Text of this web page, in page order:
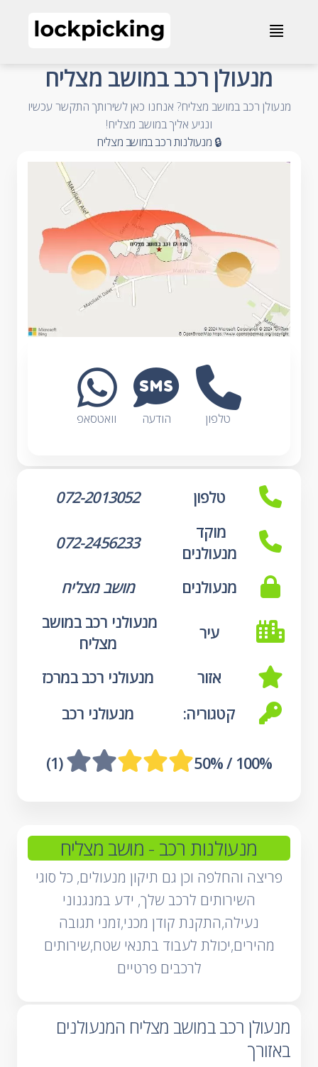
מנעולן רכב במושב מצליח - 072-2013052 - מנעולני רכב
≣
מנעולן רכב במושב מצליח
מנעולן רכב במושב מצליח? אנחנו כאן לשירותך התקשר עכשיו
ונגיע אליך במושב מצליח!
🔒 מנעולנות רכב במושב מצליח
טלפון הודעה וואטסאפ
טלפון
072-2013052
מנעולנים
072-2456233
מנעולנים מושב מצליח
עיר
מצליח
אזור
מנעולני רכב במרכז
קטגוריה:
מנעולני רכב
100% / 50%
(1)
מנעולנות רכב - מושב מצליח
פריצה והחלפה וכן גם תיקון מנעולים, כל סוגי
השירותים לרכב שלך, ידע במנגנוני
נעילה,התקנת קודן מכני,זמני תגובה
מהירים,יכולת לעבוד בתנאי שטח,שירותים
לרכבים פרטיים
מנעולן רכב במושב מצליח המנעולנים
באזורך